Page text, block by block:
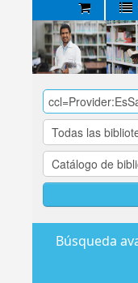
Biblioteca
Central
EsSalud
Búsqueda